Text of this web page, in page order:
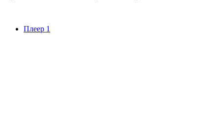
Плеер 1